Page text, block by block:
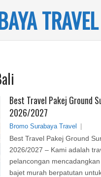
TRAVEL
Best Travel Pakej Ground
2026/2027
Bromo Surabaya Travel
Best Travel Pakej Ground
2026/2027 – Kami adalah
pelancongan
bajet murah berpatutan